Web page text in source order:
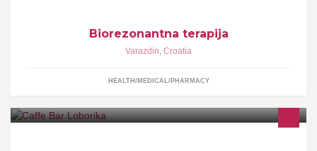
Biorezonantna terapija
Varazdin, Croatia
HEALTH/MEDICAL/PHARMACY